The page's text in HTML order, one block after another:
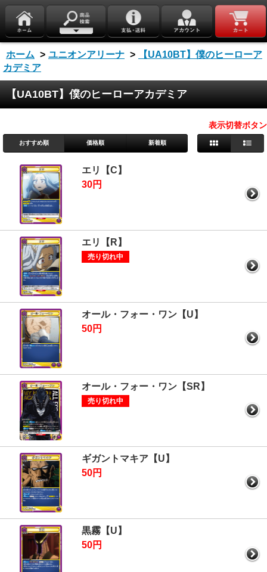
ホーム > ユニオンアリーナ >
【UA10BT】僕のヒーローア
カデミア
【UA10BT】僕のヒーローアカデミア
表示切替ボタン
おすすめ順 価格順 新着順
エリ【C】
30円
エリ【R】
売り切れ中
オール・フォー・ワン【U】
50円
オール・フォー・ワン【SR】
売り切れ中
ギガントマキア【U】
50円
黒霧【U】
50円